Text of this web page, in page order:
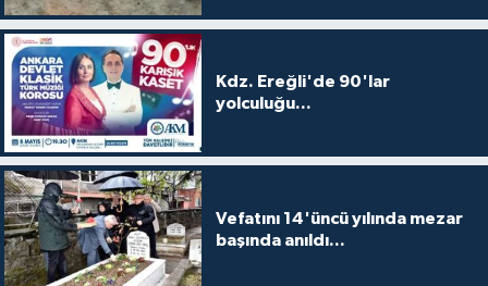
Kdz. Ereğli'de 90'lar
yolculuğu...
Vefatını 14'üncü yılında mezar
başında anıldı...